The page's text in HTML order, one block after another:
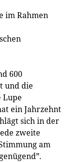
im Rahmen
600
und die
Lupe
ein Jahrzehnt
sich in der
zweite
am